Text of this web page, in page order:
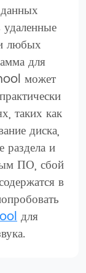
любых
для
может
таких как
диска,
раздела и
ПО, сбой
в
для